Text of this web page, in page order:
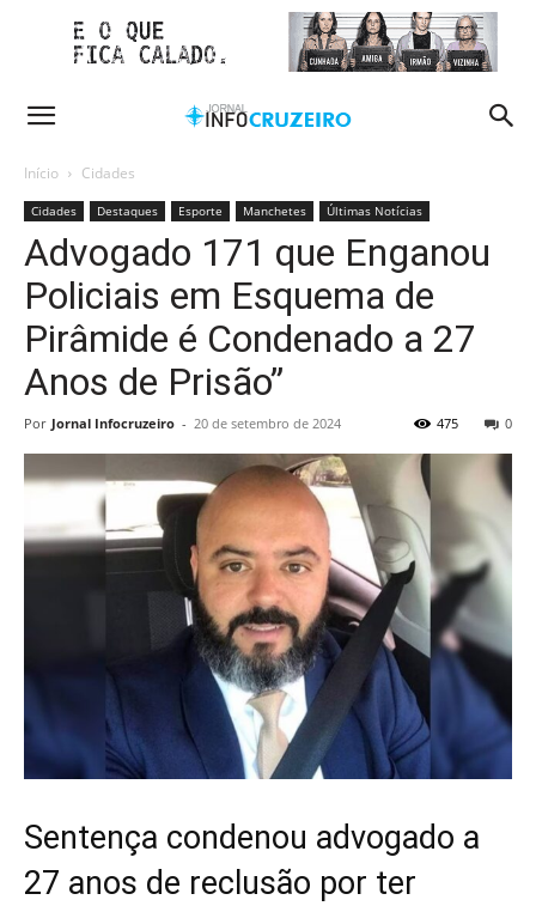
Início Cidades
Cidades Destaques Esporte Manchetes Últimas Notícias
Advogado 171 que Enganou
Policiais em Esquema de
Pirâmide é Condenado a 27
Anos de Prisão”
Por Jornal Infocruzeiro - 20 de setembro de 2024 0
475
Sentença condenou advogado a
27 anos de reclusão por ter